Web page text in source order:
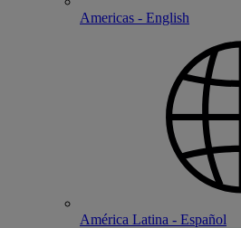
Americas - English
América Latina - Español